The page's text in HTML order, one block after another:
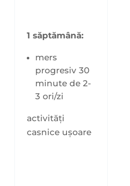
1 săptămână:
mers
progresiv 30
minute de 2-
3 ori/zi
activități
casnice ușoare